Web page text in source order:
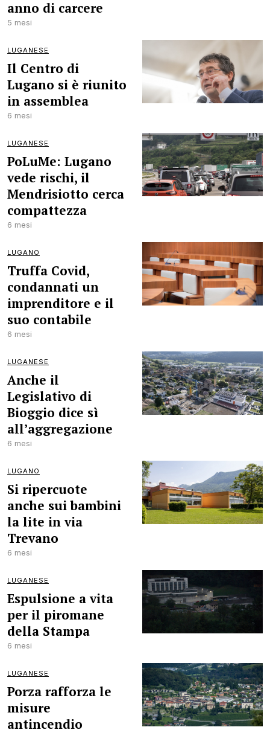
anno di carcere
5 mesi
LUGANESE
Il Centro di
Lugano si è riunito
in assemblea
6 mesi
LUGANESE
PoLuMe: Lugano
vede rischi, il
Mendrisiotto cerca
compattezza
6 mesi
LUGANO
Truffa Covid,
condannati un
imprenditore e il
suo contabile
6 mesi
LUGANESE
Anche il
Legislativo di
Bioggio dice sì
all’aggregazione
6 mesi
LUGANO
Si ripercuote
anche sui bambini
la lite in via
Trevano
6 mesi
LUGANESE
Espulsione a vita
per il piromane
della Stampa
6 mesi
LUGANESE
Porza rafforza le
misure
antincendio